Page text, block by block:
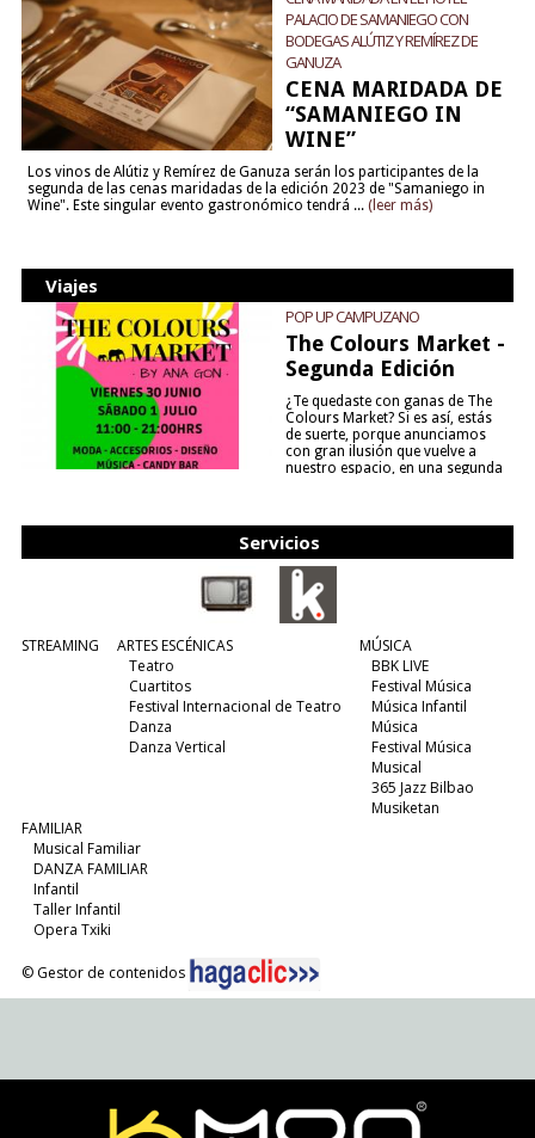
PALACIO DE SAMANIEGO CON
BODEGAS ALÚTIZ Y REMÍREZ DE
GANUZA
CENA MARIDADA DE
“SAMANIEGO IN
WINE”
Los vinos de Alútiz y Remírez de Ganuza serán los participantes de la
segunda de las cenas maridadas de la edición 2023 de "Samaniego in
Wine". Este singular evento gastronómico tendrá ... (leer más)
Viajes
POP UP CAMPUZANO
The Colours Market -
Segunda Edición
¿Te quedaste con ganas de The
Colours Market? Si es así, estás
de suerte, porque anunciamos
con gran ilusión que vuelve a
nuestro espacio, en una segunda
Servicios
STREAMING
ARTES ESCÉNICAS
Teatro
Cuartitos
Festival Internacional de Teatro
Danza
Danza Vertical
MÚSICA
BBK LIVE
Festival Música
Música Infantil
Música
Festival Música
Musical
365 Jazz Bilbao
Musiketan
FAMILIAR
Musical Familiar
DANZA FAMILIAR
Infantil
Taller Infantil
Opera Txiki
© Gestor de contenidos